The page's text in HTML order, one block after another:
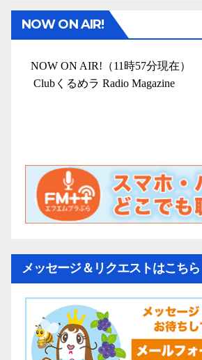
NOW ON AIR!
メッセージ＆リクエストはこちら